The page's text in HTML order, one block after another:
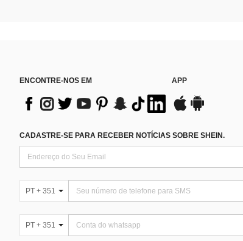
ENCONTRE-NOS EM APP
CADASTRE-SE PARA RECEBER NOTÍCIAS SOBRE SHEIN.
PT + 351
PT + 351